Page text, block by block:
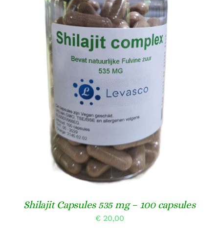
TOEVOEGEN AAN WINKELWAGEN
DETAILS
Shilajit Capsules 535 mg – 100 capsules
€20,00